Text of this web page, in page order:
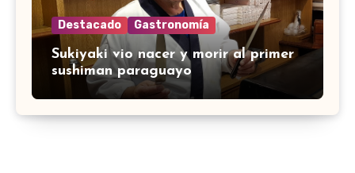
Destacado Gastronomía
Sukiyaki vio nacer y morir al primer
sushiman paraguayo